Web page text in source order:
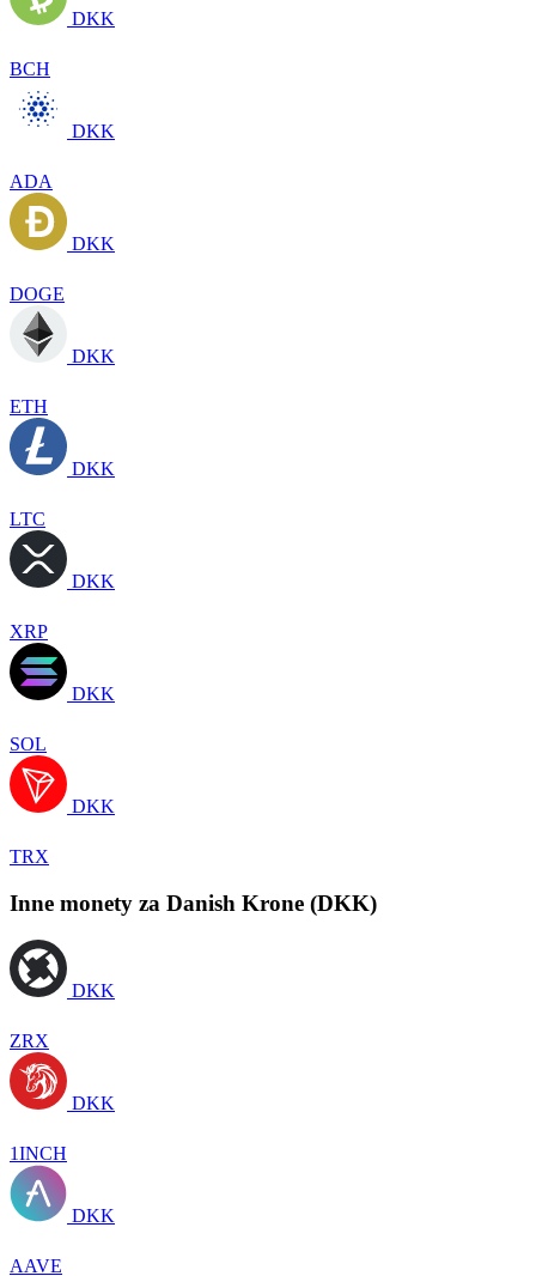
DKK
BCH
DKK
ADA
DKK
DOGE
DKK
ETH
DKK
LTC
DKK
XRP
DKK
SOL
DKK
TRX
Inne monety za Danish Krone (DKK)
DKK
ZRX
DKK
1INCH
DKK
AAVE